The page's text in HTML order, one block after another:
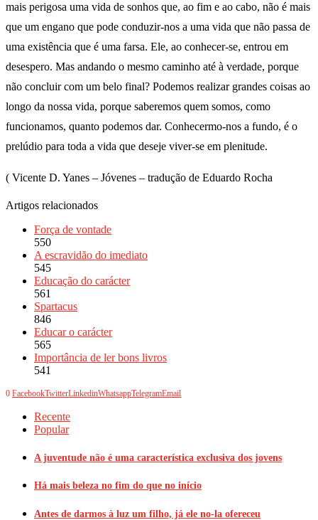
mais perigosa uma vida de sonhos que, ao fim e ao cabo, não é mais
que um engano que pode conduzir-nos a uma vida que não passa de
uma existência que é uma farsa. Ele, ao conhecer-se, entrou em
desespero. Mas andando o mesmo caminho até à verdade, porque
não concluir com um belo final? Podemos realizar grandes coisas ao
longo da nossa vida, porque saberemos quem somos, como
funcionamos, quanto podemos dar. Conhecermo-nos a fundo, é o
prelúdio para toda a vida que deseje viver-se em plenitude.
( Vicente D. Yanes – Jóvenes – tradução de Eduardo Rocha
Artigos relacionados
Força de vontade
550
A escravidão do imediato
545
Educação do carácter
561
Spartacus
846
Educar o carácter
565
Importância de ler bons livros
541
0 FacebookTwitterLinkedinWhatsappTelegramEmail
Recente
Popular
A juventude não é uma característica exclusiva dos jovens
Há mais beleza no fim do que no início
Antes de darmos à luz um filho, já ele no-la ofereceu